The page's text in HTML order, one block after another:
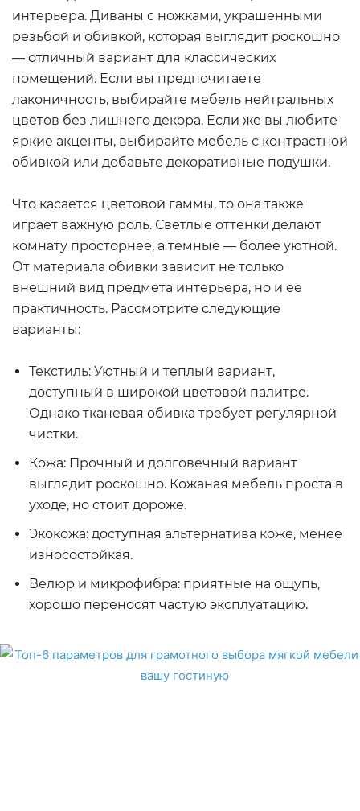
интерьера. Диваны с ножками, украшенными
резьбой и обивкой, которая выглядит роскошно
— отличный вариант для классических
помещений. Если вы предпочитаете
лаконичность, выбирайте мебель нейтральных
цветов без лишнего декора. Если же вы любите
яркие акценты, выбирайте мебель с контрастной
обивкой или добавьте декоративные подушки.
Что касается цветовой гаммы, то она также
играет важную роль. Светлые оттенки делают
комнату просторнее, а темные — более уютной.
От материала обивки зависит не только
внешний вид предмета интерьера, но и ее
практичность. Рассмотрите следующие
варианты:
Текстиль: Уютный и теплый вариант,
доступный в широкой цветовой палитре.
Однако тканевая обивка требует регулярной
чистки.
Кожа: Прочный и долговечный вариант
выглядит роскошно. Кожаная мебель проста в
уходе, но стоит дороже.
Экокожа: доступная альтернатива коже, менее
износостойкая.
Велюр и микрофибра: приятные на ощупь,
хорошо переносят частую эксплуатацию.